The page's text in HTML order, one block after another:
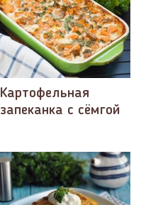
Картофельная
запеканка с сёмгой